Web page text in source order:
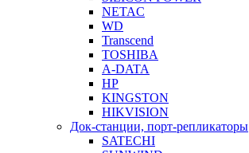
NETAC
WD
Transcend
TOSHIBA
A-DATA
HP
KINGSTON
HIKVISION
Док-станции, порт-репликаторы
SATECHI